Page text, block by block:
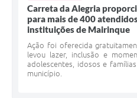
Carreta da Alegria
para mais de 400
instituições de Mairinque
Ação foi oferecida
levou lazer, inclusão e
adolescentes, idosos e
município.